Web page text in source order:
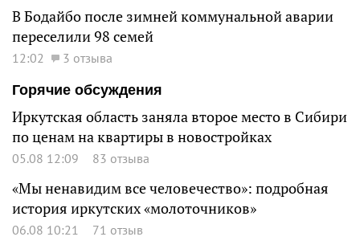
В Бодайбо после зимней коммунальной аварии
переселили 98 семей
12:02
3 отзыва
Горячие обсуждения
Иркутская область заняла второе место в Сибири
по ценам на квартиры в новостройках
05.08 12:09 83 отзыва
«Мы ненавидим все человечество»: подробная
история иркутских «молоточников»
06.08 10:21 71 отзыв